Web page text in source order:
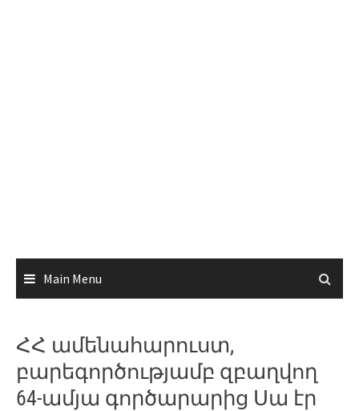
Main Menu
ՀՀ ամենահարուստ,
բարեգործությամբ զբաղվող
64-ամյա գործարարից Սա էր